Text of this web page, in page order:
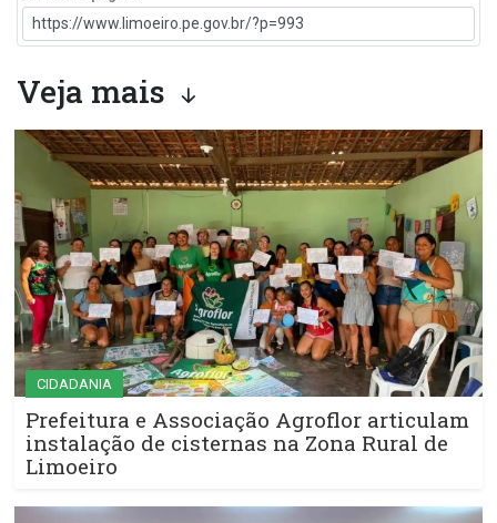
Veja mais
CIDADANIA
Prefeitura e Associação Agroflor articulam
instalação de cisternas na Zona Rural de
Limoeiro